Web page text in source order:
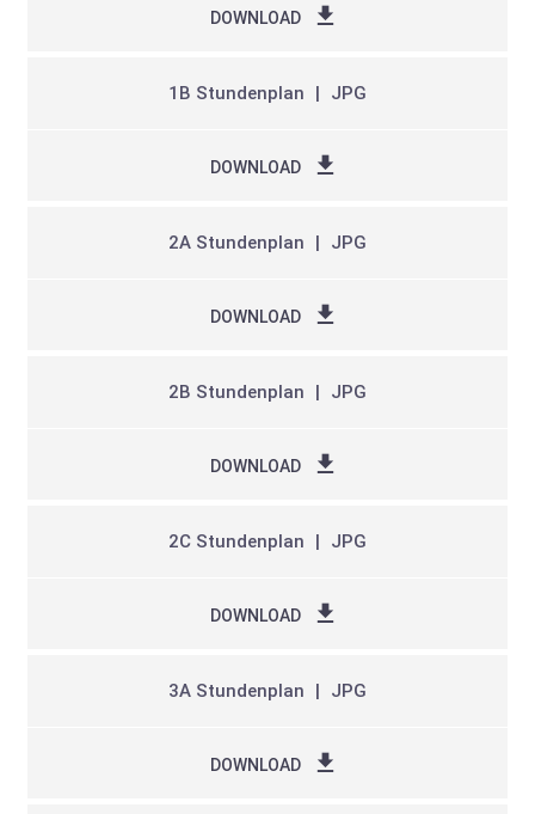
DOWNLOAD
1B Stundenplan JPG
DOWNLOAD
2A Stundenplan JPG
DOWNLOAD
2B Stundenplan JPG
DOWNLOAD
2C Stundenplan JPG
DOWNLOAD
3A Stundenplan JPG
DOWNLOAD